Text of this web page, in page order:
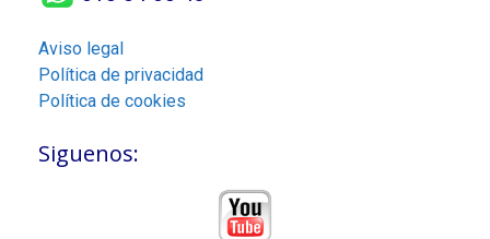
Aviso legal
Política de privacidad
Política de cookies
Siguenos: